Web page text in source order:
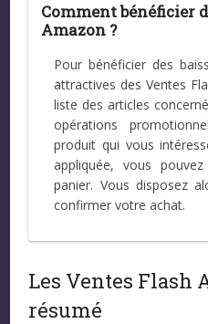
Comment bénéficier
Amazon ?
Pour bénéficier des
attractives des Ventes
liste des articles
opérations
produit qui vous
appliquée, vous
panier. Vous disposez
confirmer votre achat.
Les Ventes Flash
résumé